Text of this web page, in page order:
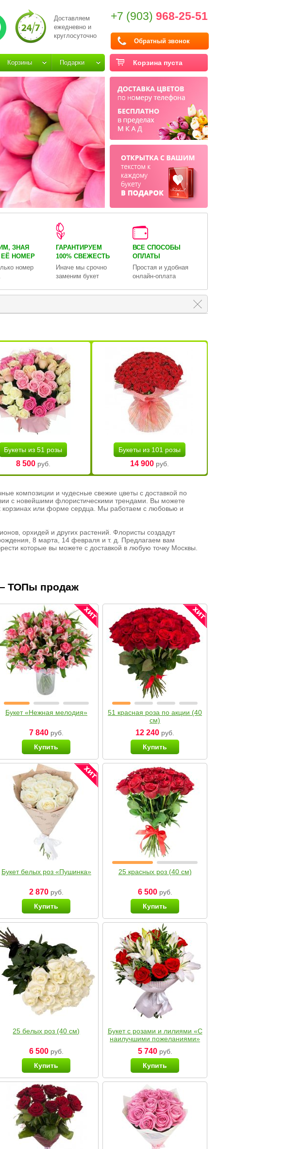
Доставляем
ежедневно и
круглосуточно
+7 (903) 968-25-51
Обратный звонок
Корзина пуста
Корзины Подарки
ЗНАЯ
ЕЁ НОМЕР
номер
ГАРАНТИРУЕМ
100% СВЕЖЕСТЬ
Иначе мы срочно
заменим букет
ВСЕ СПОСОБЫ
ОПЛАТЫ
Простая и удобная
онлайн-оплата
Букеты из 51 розы
8 500руб.
Букеты из 101 розы
14 900руб.
композиции и чудесные свежие цветы с доставкой по
с новейшими флористическими трендами. Вы можете
корзинах или форме сердца. Мы работаем с любовью и
орхидей и других растений. Флористы создадут
8 марта, 14 февраля и т. д. Предлагаем вам
которые вы можете с доставкой в любую точку Москвы.
ТОПы продаж
Букет «Нежная мелодия»
7 840руб.
Купить
51 красная роза по акции (40
см)
12 240 руб.
Купить
Букет белых роз «Пушинка»
2 870руб.
Купить
25 красных роз (40 см)
6 500руб.
Купить
25 белых роз (40 см)
6 500руб.
Купить
Букет с розами и лилиями «С
наилучшими пожеланиями»
5 740руб.
Купить